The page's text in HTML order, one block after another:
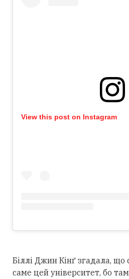
View this post on Instagram
Біллі Джин Кінґ згадала, що
саме цей університет, бо